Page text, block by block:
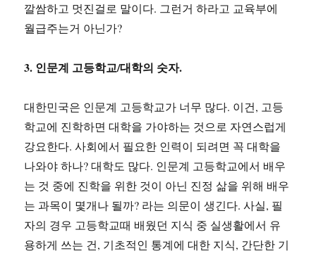
깔쌈하고 멋진걸로 말이다. 그런거 하라고 교육부에
월급주는거 아닌가?
3. 인문계 고등학교/대학의 숫자.
대한민국은 인문계 고등학교가 너무 많다. 이건, 고등
학교에 진학하면 대학을 가야하는 것으로 자연스럽게
강요한다. 사회에서 필요한 인력이 되려면 꼭 대학을
나와야 하나? 대학도 많다. 인문계 고등학교에서 배우
는 것 중에 진학을 위한 것이 아닌 진정 삶을 위해 배우
는 과목이 몇개나 될까? 라는 의문이 생긴다. 사실, 필
자의 경우 고등학교때 배웠던 지식 중 실생활에서 유
용하게 쓰는 건, 기초적인 통계에 대한 지식, 간단한 기